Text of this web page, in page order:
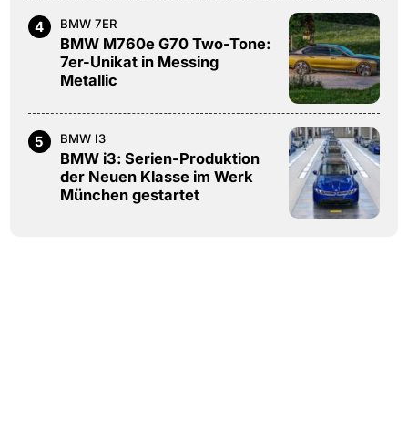
4 BMW 7ER
BMW M760e G70 Two-Tone:
7er-Unikat in Messing
Metallic
5 BMW I3
BMW i3: Serien-Produktion
der Neuen Klasse im Werk
München gestartet